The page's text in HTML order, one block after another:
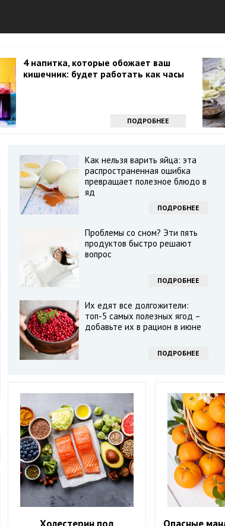
4 напитка, которые обожает ваш
кишечник: будет работать как часы
ПОДРОБНЕЕ
Как нельзя варить яйца: эта
распространенная ошибка
превращает полезное блюдо в
яд
ПОДРОБНЕЕ
Проблемы со сном? Эти пять
продуктов быстро решают
вопрос
ПОДРОБНЕЕ
Их едят все долгожители:
топ-5 самых полезных ягод –
добавьте их в рацион в июне
ПОДРОБНЕЕ